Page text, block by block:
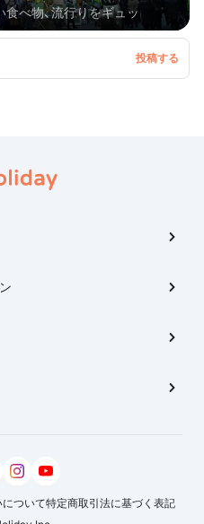
べ物、流行りをギュッ
ついて特定商取引法に基づく表記